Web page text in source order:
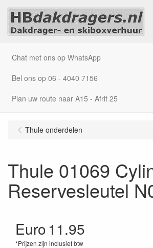
Chat met ons op WhatsApp
Bel ons op 06 - 4040 7156
Plan uw route naar A15 - Afrit 25
Thule onderdelen
Thule 01069
Reservesleutel
Euro11.95
*Prijzen zijn inclusief btw